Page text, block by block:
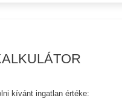
kívánt ingatlan értéke: